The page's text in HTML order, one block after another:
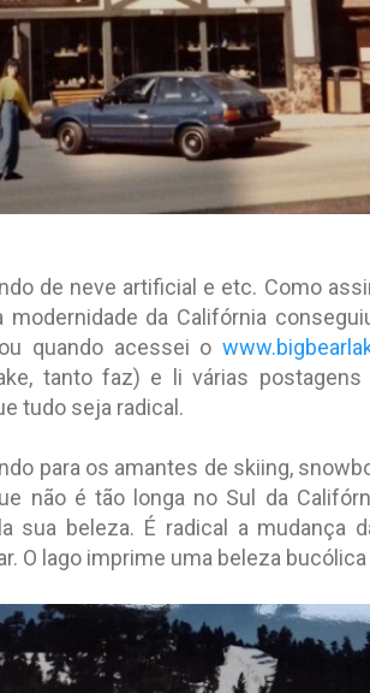
de neve artificial e etc. Como
modernidade da Califórnia
quando acessei o
tanto faz) e li várias
tudo seja radical.
para os amantes de skiing,
não é tão longa no Sul da
sua beleza. É radical a mudança
O lago imprime uma beleza bucólica